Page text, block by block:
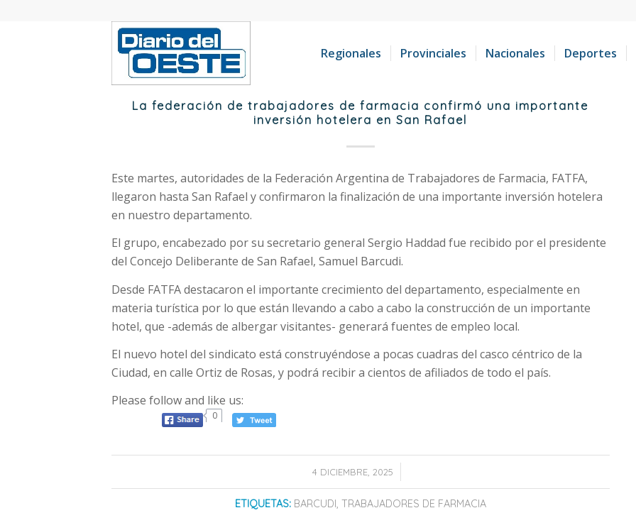
Regionales Provinciales Nacionales Deportes
La federación de trabajadores de farmacia confirmó una importante
inversión hotelera en San Rafael
Este martes, autoridades de la Federación Argentina de Trabajadores de Farmacia, FATFA,
llegaron hasta San Rafael y confirmaron la finalización de una importante inversión hotelera
en nuestro departamento.
El grupo, encabezado por su secretario general Sergio Haddad fue recibido por el presidente
del Concejo Deliberante de San Rafael, Samuel Barcudi.
Desde FATFA destacaron el importante crecimiento del departamento, especialmente en
materia turística por lo que están llevando a cabo a cabo la construcción de un importante
hotel, que -además de albergar visitantes- generará fuentes de empleo local.
El nuevo hotel del sindicato está construyéndose a pocas cuadras del casco céntrico de la
Ciudad, en calle Ortiz de Rosas, y podrá recibir a cientos de afiliados de todo el país.
Please follow and like us:
0
4 DICIEMBRE, 2025
/
ETIQUETAS: BARCUDI , TRABAJADORES DE FARMACIA